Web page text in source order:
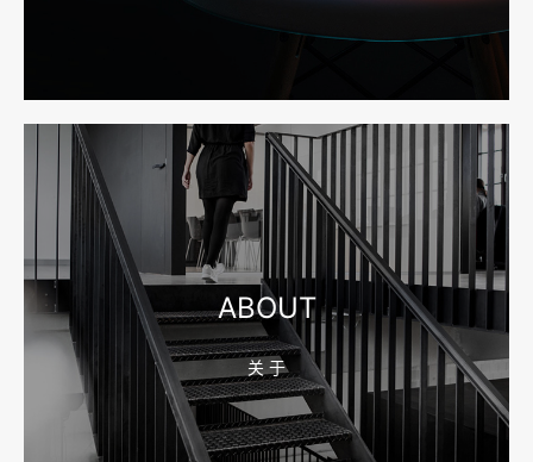
宁波网站建设报价怎么看？合同、源码和后台要先写清
2026-08-04 17:55:09
宁波制造业网站建设公司怎么选？先看产品询盘字段
2026-08-02 17:58:44
工厂短视频拍摄后，怎样放进官网帮助客户判断实力
ABOUT
关 于